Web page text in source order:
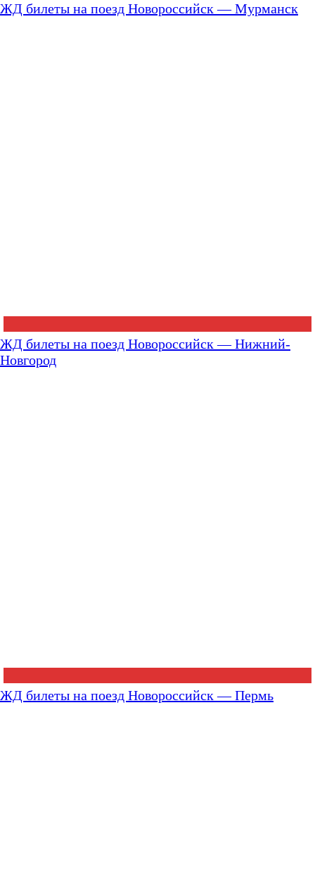
ЖД билеты на поезд Новороссийск — Мурманск
ЖД билеты на поезд Новороссийск — Нижний-
Новгород
ЖД билеты на поезд Новороссийск — Пермь